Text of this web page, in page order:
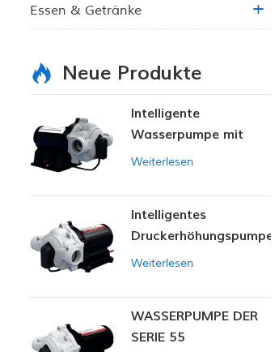
Essen & Getränke
Neue Produkte
Intelligente
Wasserpumpe mit
variablem Druck
Weiterlesen
Intelligentes
Druckerhöhungspumpen-
Set
Weiterlesen
WASSERPUMPE DER
SERIE 55